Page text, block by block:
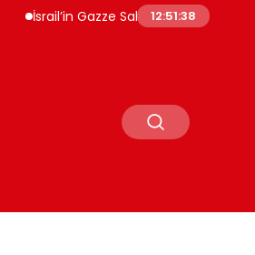
İsrail’in Gazze Saldırılarında Can Kaybı 73
12:51:39